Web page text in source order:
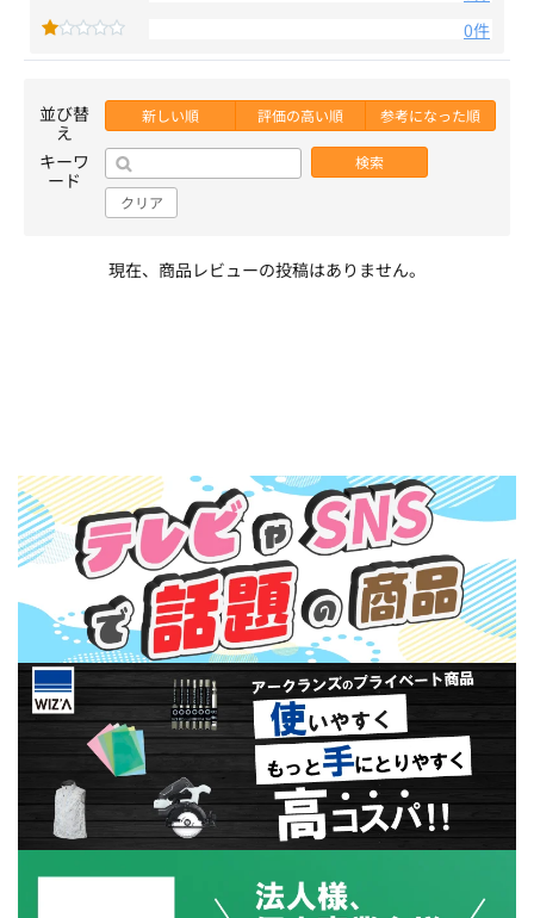
0件
並び替
え
新しい順 評価の高い順 参考になった順
キーワ
ード
検索
クリア
現在、商品レビューの投稿はありません。